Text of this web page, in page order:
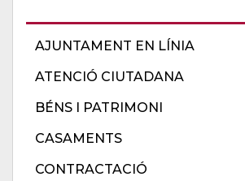
AJUNTAMENT EN LÍNIA
ATENCIÓ CIUTADANA
BÉNS I PATRIMONI
CASAMENTS
CONTRACTACIÓ